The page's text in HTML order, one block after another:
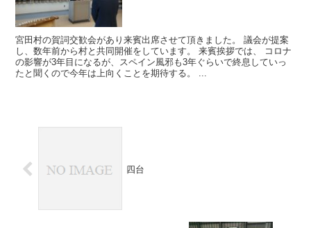
宮田村の賀詞交歓会があり来賓出席させて頂きました。 議会が提案
し、数年前から村と共同開催をしています。 来賓挨拶では、 コロナ
の影響が3年目になるが、スペイン風邪も3年ぐらいで終息していっ
たと聞くので今年は上向くことを期待する。 ...
四台